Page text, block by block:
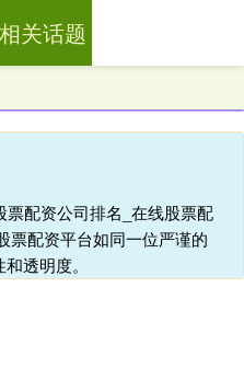
配资公司排名_在线股票配
票配资平台如同一位严谨的
透明度。
关话题